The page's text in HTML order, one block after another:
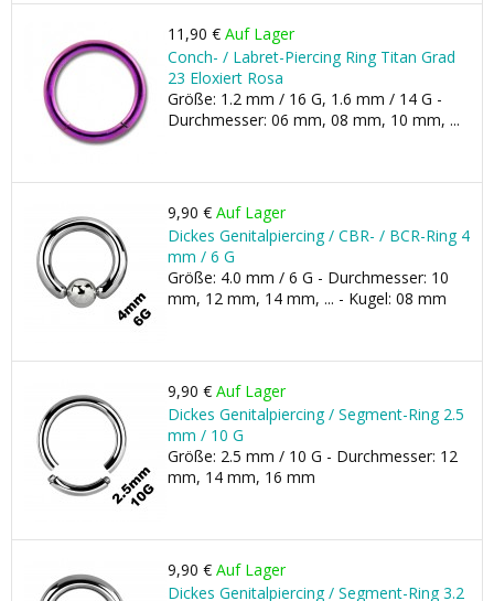
11,90 € Auf Lager
Conch- / Labret-Piercing Ring Titan Grad
23 Eloxiert Rosa
Größe: 1.2 mm / 16 G, 1.6 mm / 14 G -
Durchmesser: 06 mm, 08 mm, 10 mm, ...
9,90 € Auf Lager
Dickes Genitalpiercing / CBR- / BCR-Ring 4
mm / 6 G
Größe: 4.0 mm / 6 G - Durchmesser: 10
mm, 12 mm, 14 mm, ... - Kugel: 08 mm
9,90 € Auf Lager
Dickes Genitalpiercing / Segment-Ring 2.5
mm / 10 G
Größe: 2.5 mm / 10 G - Durchmesser: 12
mm, 14 mm, 16 mm
9,90 € Auf Lager
Dickes Genitalpiercing / Segment-Ring 3.2